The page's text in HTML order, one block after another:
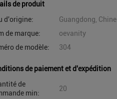
de produit
d'origine:
Guangdong, Chine
de marque:
oevanity
de modèle:
304
de paiement et d'expédition
de
min:
20